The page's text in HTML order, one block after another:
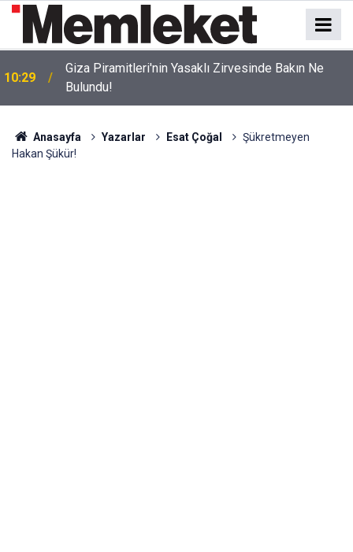
10:29
Giza Piramitleri'nin Yasaklı Zirvesinde Bakın Ne
Bulundu!
Anasayfa Yazarlar Esat Çoğal
Şükretmeyen
Hakan Şükür!